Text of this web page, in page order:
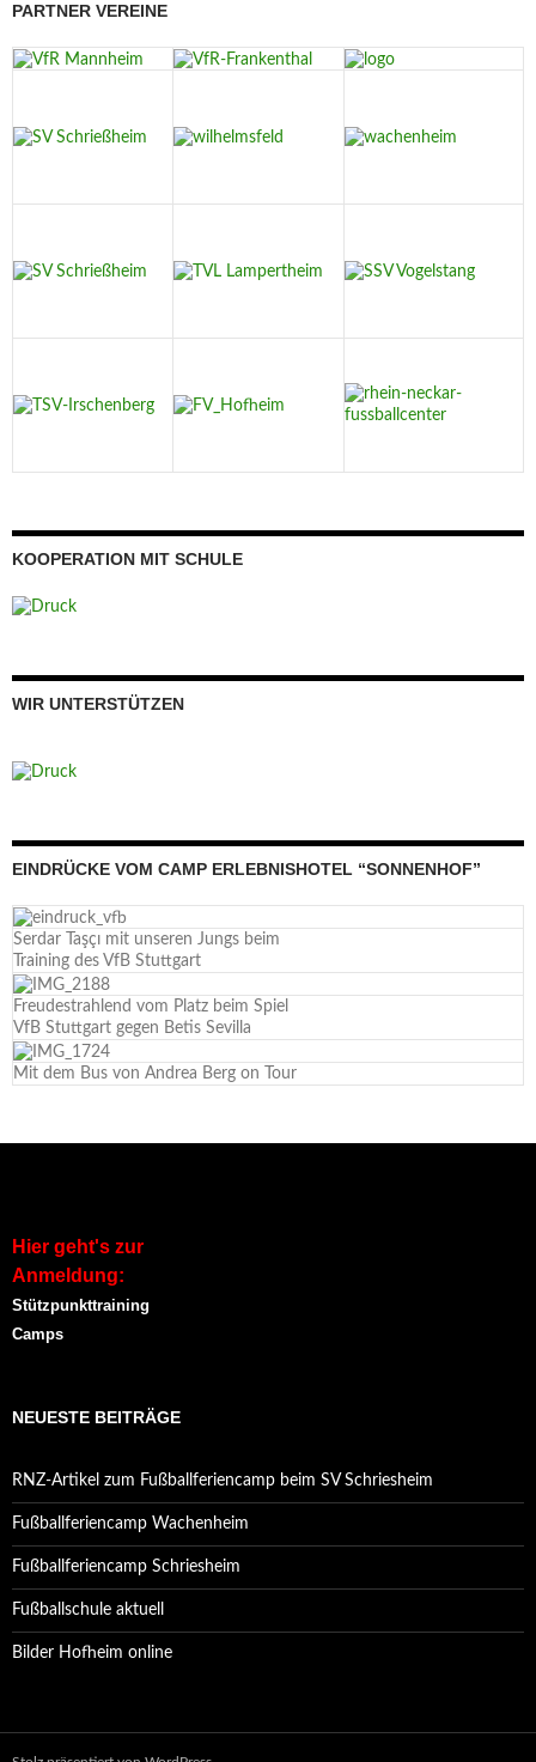
PARTNER VEREINE
KOOPERATION MIT SCHULE
WIR UNTERSTÜTZEN
EINDRÜCKE VOM CAMP ERLEBNISHOTEL “SONNENHOF”
Serdar Taşçı mit unseren Jungs beim
Training des VfB Stuttgart
Freudestrahlend vom Platz beim Spiel
VfB Stuttgart gegen Betis Sevilla
Mit dem Bus von Andrea Berg on Tour
Hier geht's zur
Anmeldung:
Stützpunkttraining
Camps
NEUESTE BEITRÄGE
RNZ-Artikel zum Fußballferiencamp beim SV Schriesheim
Fußballferiencamp Wachenheim
Fußballferiencamp Schriesheim
Fußballschule aktuell
Bilder Hofheim online